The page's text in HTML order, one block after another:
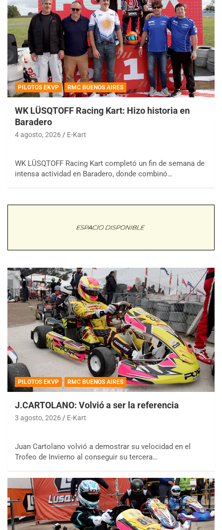
PILOTOS EKVP RMC BUENOS AIRES
WK LÜSQTOFF Racing Kart: Hizo historia en
Baradero
4 agosto, 2026 E-Kart
WK LÜSQTOFF Racing Kart completó un fin de semana de
intensa actividad en Baradero, donde combinó…
PILOTOS EKVP RMC BUENOS AIRES
J.CARTOLANO: Volvió a ser la referencia
3 agosto, 2026 E-Kart
Juan Cartolano volvió a demostrar su velocidad en el
Trofeo de Invierno al conseguir su tercera…